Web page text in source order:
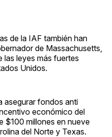
de la IAF también han
de Massachusetts,
las leyes más fuertes
Unidos.
asegurar fondos anti
económico del
$100 millones en nueve
del Norte y Texas.